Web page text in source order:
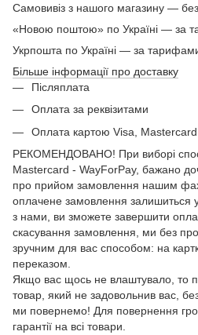
Самовивіз з нашого магазину —
«Новою поштою» по Україні — за
Укрпошта по Україні — за тарифами
Більше інформації про доставку
Післяплата
Оплата за реквізитами
Оплата картою Visa,
РЕКОМЕНДОВАНО! При виборі
Mastercard - WayForPay, бажано
про прийом замовлення нашим
оплачене замовлення залишиться
з нами, ви зможете завершити
скасування замовлення, ми без
зручним для вас способом: на
переказом.
Якщо вас щось не влаштувало, то
товар, який не задовольнив вас,
ми повернемо! Для повернення
гарантії на всі товари.